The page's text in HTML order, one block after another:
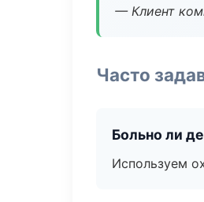
— Клиент
Часто
Больно ли
Используем